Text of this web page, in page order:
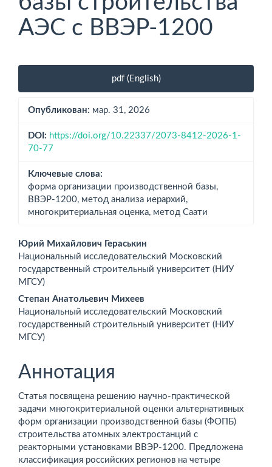
АЭС с ВВЭР-1200
Боковая
панель
статьи
pdf (English)
Опубликован: мар. 31, 2026
DOI: https://doi.org/10.22337/2073-8412-2026-1-
70-77
Ключевые слова:
форма организации производственной базы,
ВВЭР-1200, метод анализа иерархий,
многокритериальная оценка, метод Саати
Основное
содержимое
статьи
Юрий Михайлович Гераськин
Национальный исследовательский Московский
государственный строительный университет (НИУ
МГСУ)
Степан Анатольевич Михеев
Национальный исследовательский Московский
государственный строительный университет (НИУ
МГСУ)
Аннотация
Статья посвящена решению научно-практической
задачи многокритериальной оценки альтернативных
форм организации производственной базы (ФОПБ)
строительства атомных электростанций с
реакторными установками ВВЭР-1200. Предложена
классификация российских регионов на четыре